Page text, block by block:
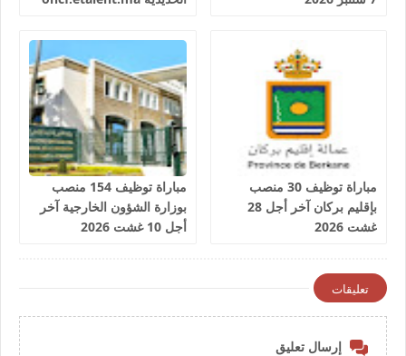
مباراة توظيف 30 منصب
بإقليم بركان آخر أجل 28
غشت 2026
مباراة توظيف 154 منصب
بوزارة الشؤون الخارجية آخر
أجل 10 غشت 2026
تعليقات
إرسال تعليق